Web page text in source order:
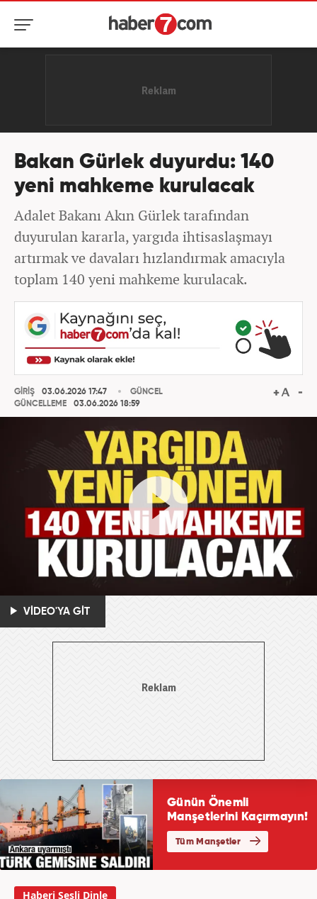
Bakan Gürlek duyurdu: 140
yeni mahkeme kurulacak
Adalet Bakanı Akın Gürlek tarafından
duyurulan kararla, yargıda ihtisaslaşmayı
artırmak ve davaları hızlandırmak amacıyla
toplam 140 yeni mahkeme kurulacak.
GİRİŞ
03.06.2026 17:47
GÜNCELLEME
03.06.2026 18:59
GÜNCEL
VİDEO'YA GİT